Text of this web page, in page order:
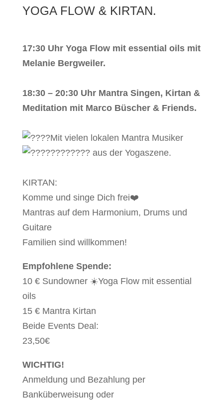
YOGA FLOW & KIRTAN.
17:30 Uhr Yoga Flow mit essential oils mit
Melanie Bergweiler.
18:30 – 20:30 Uhr Mantra Singen, Kirtan &
Meditation mit Marco Büscher & Friends.
Mit vielen lokalen Mantra Musiker
aus der Yogaszene.
KIRTAN:
Komme und singe Dich frei❤️
Mantras auf dem Harmonium, Drums und
Guitare
Familien sind willkommen!
Empfohlene Spende:
10 € Sundowner ☀️Yoga Flow mit essential
oils
15 € Mantra Kirtan
Beide Events Deal:
23,50€
WICHTIG!
Anmeldung und Bezahlung per
Banküberweisung oder